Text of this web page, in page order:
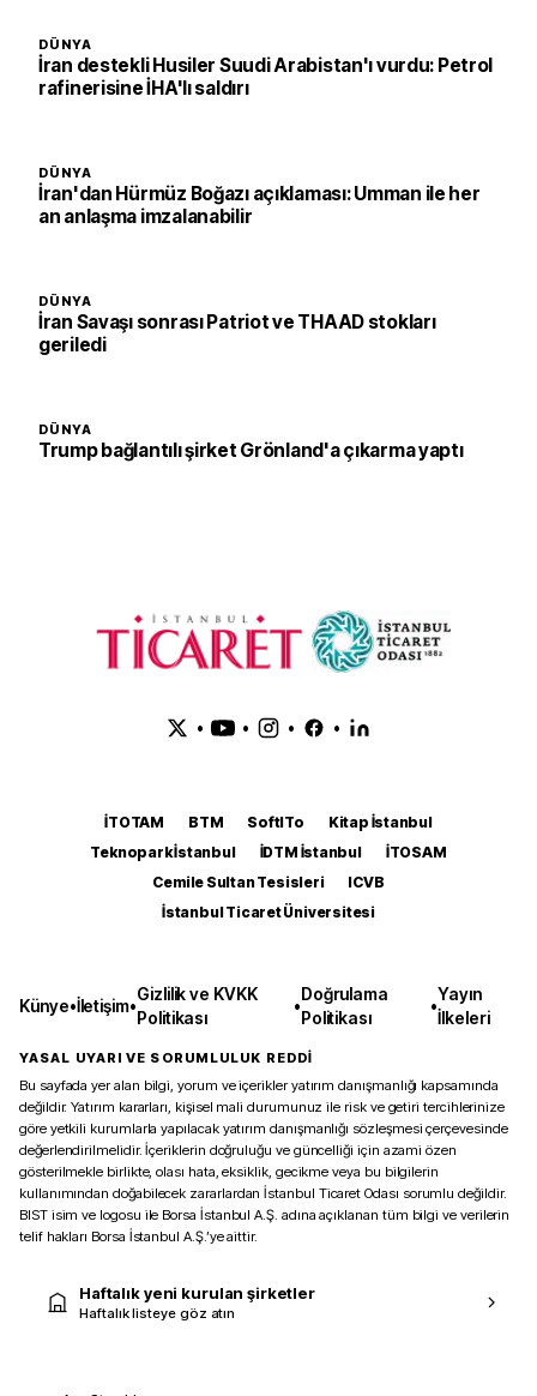
DÜNYA
İran destekli Husiler Suudi Arabistan'ı vurdu: Petrol
rafinerisine İHA'lı saldırı
DÜNYA
İran'dan Hürmüz Boğazı açıklaması: Umman ile her
an anlaşma imzalanabilir
DÜNYA
İran Savaşı sonrası Patriot ve THAAD stokları
geriledi
DÜNYA
Trump bağlantılı şirket Grönland'a çıkarma yaptı
• • • •
İTOTAM BTM SoftITo
Kitap İstanbul
Teknopark İstanbul
İDTM İstanbul
İTOSAM
Cemile Sultan Tesisleri
ICVB
İstanbul Ticaret Üniversitesi
Künye•İletişim•
Gizlilik ve KVKK
Politikası
•
Doğrulama
Politikası
•
Yayın
İlkeleri
YASAL UYARI VE SORUMLULUK REDDİ
Bu sayfada yer alan bilgi, yorum ve içerikler yatırım danışmanlığı kapsamında
değildir. Yatırım kararları, kişisel mali durumunuz ile risk ve getiri tercihlerinize
göre yetkili kurumlarla yapılacak yatırım danışmanlığı sözleşmesi çerçevesinde
değerlendirilmelidir. İçeriklerin doğruluğu ve güncelliği için azami özen
gösterilmekle birlikte, olası hata, eksiklik, gecikme veya bu bilgilerin
kullanımından doğabilecek zararlardan İstanbul Ticaret Odası sorumlu değildir.
BIST isim ve logosu ile Borsa İstanbul A.Ş. adına açıklanan tüm bilgi ve verilerin
telif hakları Borsa İstanbul A.Ş.’ye aittir.
Haftalık yeni kurulan şirketler
Haftalık listeye göz atın